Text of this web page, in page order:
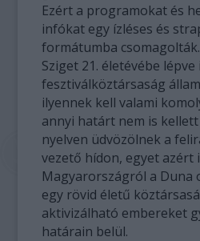
Ezért a programokat és
infókat egy ízléses és
formátumba
Sziget 21. életévébe
fesztiválköztársaság
ilyennek kell valami
annyi határt nem is
nyelven üdvözölnek a
vezető hídon, egyet
Magyarországról a Duna
egy rövid életű
aktivizálható embereket
határain belül.